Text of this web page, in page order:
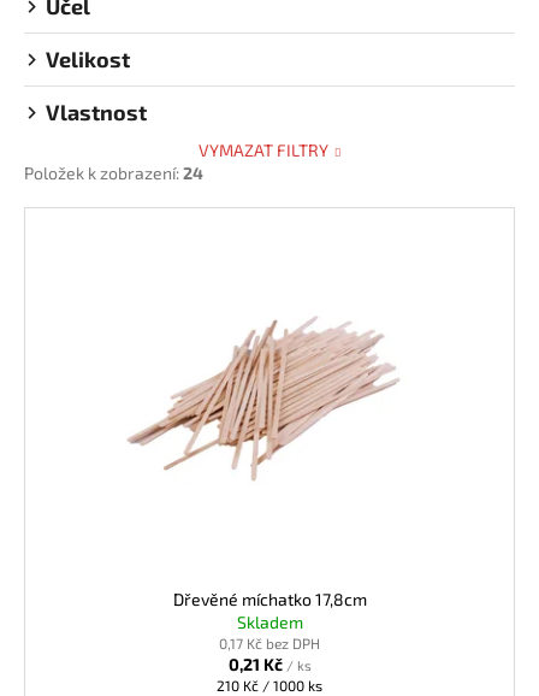
Účel
Velikost
Vlastnost
VYMAZAT FILTRY
Položek k zobrazení:24
Dřevěné míchatko 17,8cm
Skladem
0,17 Kč bez DPH
0,21 Kč / ks
Měrná
210 Kč / 1000 ks